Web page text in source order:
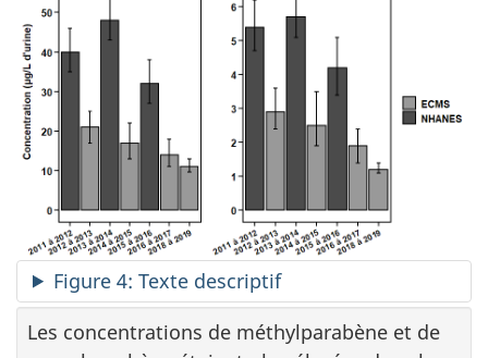
Figure 4: Texte descriptif
Les concentrations de méthylparabène et de